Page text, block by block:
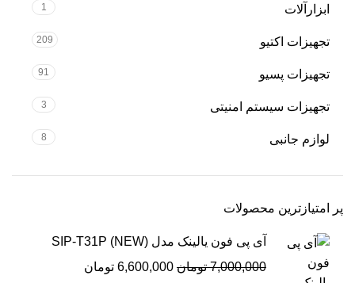
ابزارآلات 1
تجهیزات اکتیو 209
تجهیزات پسیو 91
تجهیزات سیستم امنیتی 3
لوازم جانبی 8
پر امتیازترین محصولات
آی پی فون یالینک مدل SIP-T31P (NEW)
7,000,000 تومان 6,600,000 تومان